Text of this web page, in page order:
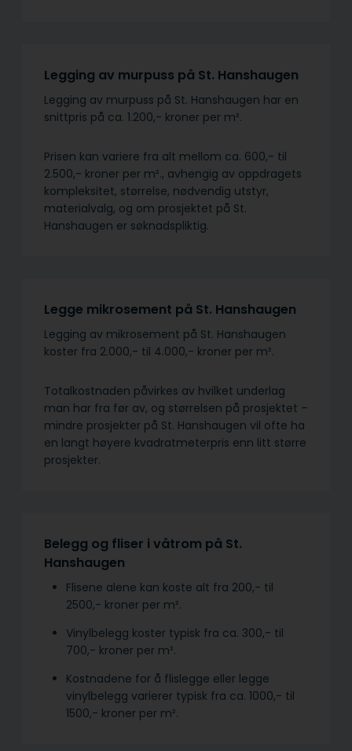
Legging av murpuss på St. Hanshaugen
Legging av murpuss på St. Hanshaugen har en
snittpris på ca. 1.200,- kroner per m².
Prisen kan variere fra alt mellom ca. 600,- til
2.500,- kroner per m²., avhengig av oppdragets
kompleksitet, størrelse, nødvendig utstyr,
materialvalg, og om prosjektet på St.
Hanshaugen er søknadspliktig.
Legge mikrosement på St. Hanshaugen
Legging av mikrosement på St. Hanshaugen
koster fra 2.000,- til 4.000,- kroner per m².
Totalkostnaden påvirkes av hvilket underlag
man har fra før av, og størrelsen på prosjektet –
mindre prosjekter på St. Hanshaugen vil ofte ha
en langt høyere kvadratmeterpris enn litt større
prosjekter.
Belegg og fliser i våtrom på St.
Hanshaugen
Flisene alene kan koste alt fra 200,- til
2500,- kroner per m².
Vinylbelegg koster typisk fra ca. 300,- til
700,- kroner per m².
Kostnadene for å flislegge eller legge
vinylbelegg varierer typisk fra ca. 1000,- til
1500,- kroner per m².